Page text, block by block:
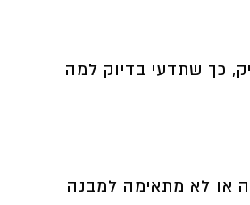
כך שתדעי בדיוק למה
או לא מתאימה למבנה